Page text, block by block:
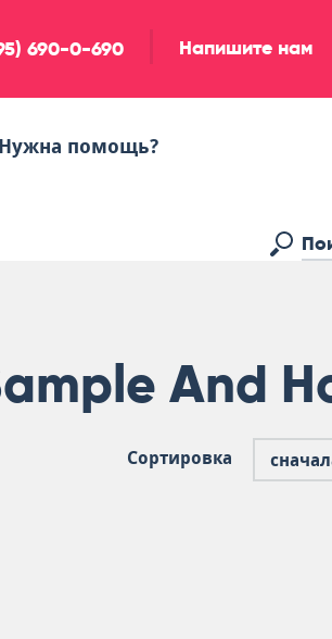
690-0-690 Напишите нам
Нужна помощь?
And
Сортировка